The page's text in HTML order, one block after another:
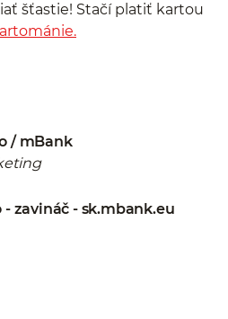
šťastie! Stačí platiť kartou
/ mBank
- zavináč - sk.mbank.eu